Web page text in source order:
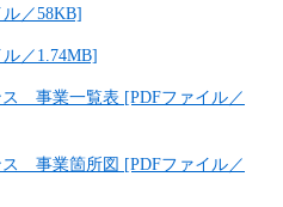
／58KB]
／1.74MB]
事業一覧表 [PDFファイル／
事業箇所図 [PDFファイル／